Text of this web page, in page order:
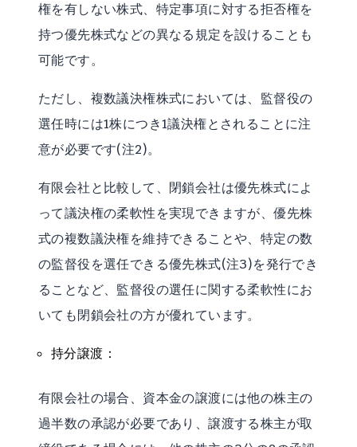
権を有しない株式、特定事項に対する拒否権を
持つ優先株式などの異なる規定を設けることも
可能です。
ただし、複数議決権株式においては、監督役の
選任時には1株につき1議決権とされることに注
意が必要です(注2)。
有限会社と比較して、閉鎖会社は優先株式によ
って議決権の柔軟性を実現できますが、優先株
式の複数議決権を維持できることや、特定の数
の監督役を選任できる優先株式(注3)を発行でき
ることなど、監督役の選任に関する柔軟性にお
いても閉鎖会社の方が優れています。
持分譲渡：
有限会社の場合、資本金の譲渡には他の株主の
過半数の承認が必要であり、譲渡する株主が取